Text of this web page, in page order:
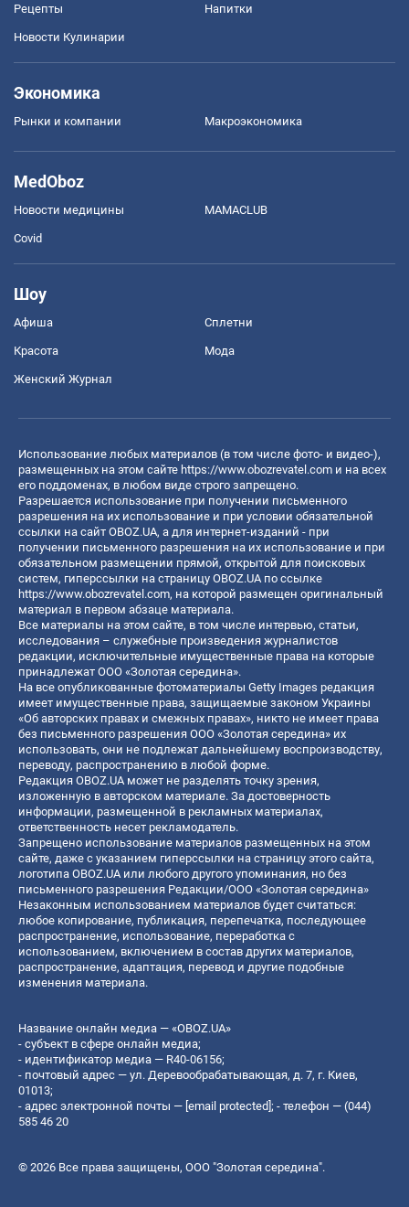
Рецепты Напитки
Новости Кулинарии
Экономика
Рынки и компании Mакроэкономика
MedOboz
Новости медицины MAMACLUB
Covid
Шоу
Афиша Сплетни
Красота Мода
Женский Журнал
Использование любых материалов (в том числе фото- и видео-),
размещенных на этом сайте https://www.obozrevatel.com и на всех
его поддоменах, в любом виде строго запрещено.
Разрешается использование при получении письменного
разрешения на их использование и при условии обязательной
ссылки на сайт OBOZ.UA, а для интернет-изданий - при
получении письменного разрешения на их использование и при
обязательном размещении прямой, открытой для поисковых
систем, гиперссылки на страницу OBOZ.UA по ссылке
https://www.obozrevatel.com, на которой размещен оригинальный
материал в первом абзаце материала.
Все материалы на этом сайте, в том числе интервью, статьи,
исследования – служебные произведения журналистов
редакции, исключительные имущественные права на которые
принадлежат ООО «Золотая середина».
На все опубликованные фотоматериалы Getty Images редакция
имеет имущественные права, защищаемые законом Украины
«Об авторских правах и смежных правах», никто не имеет права
без письменного разрешения ООО «Золотая середина» их
использовать, они не подлежат дальнейшему воспроизводству,
переводу, распространению в любой форме.
Редакция OBOZ.UA может не разделять точку зрения,
изложенную в авторском материале. За достоверность
информации, размещенной в рекламных материалах,
ответственность несет рекламодатель.
Запрещено использование материалов размещенных на этом
сайте, даже с указанием гиперссылки на страницу этого сайта,
логотипа OBOZ.UA или любого другого упоминания, но без
письменного разрешения Редакции/ООО «Золотая середина»
Незаконным использованием материалов будет считаться:
любое копирование, публикация, перепечатка, последующее
распространение, использование, переработка с
использованием, включением в состав других материалов,
распространение, адаптация, перевод и другие подобные
изменения материала.
Название онлайн медиа — «OBOZ.UA»
- субъект в сфере онлайн медиа;
- идентификатор медиа — R40-06156;
- почтовый адрес — ул. Деревообрабатывающая, д. 7, г. Киев,
01013;
- адрес электронной почты — [email protected] ; - телефон — (044)
585 46 20
© 2026 Все права защищены, ООО "Золотая середина".